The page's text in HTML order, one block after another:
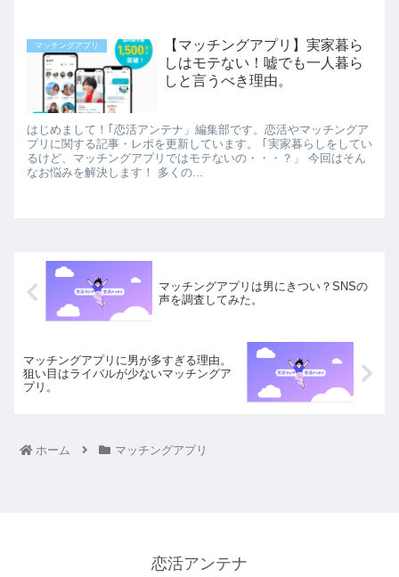
マッチングアプリ
【マッチングアプリ】実家暮ら
しはモテない！嘘でも一人暮ら
しと言うべき理由。
はじめまして！｢恋活アンテナ」編集部です。恋活やマッチングア
プリに関する記事・レポを更新しています。 ｢実家暮らしをしてい
るけど、マッチングアプリではモテないの・・・？」 今回はそん
なお悩みを解決します！ 多くの...
マッチングアプリは男にきつい？SNSの
声を調査してみた。
マッチングアプリに男が多すぎる理由。
狙い目はライバルが少ないマッチングア
プリ。
ホーム マッチングアプリ
恋活アンテナ